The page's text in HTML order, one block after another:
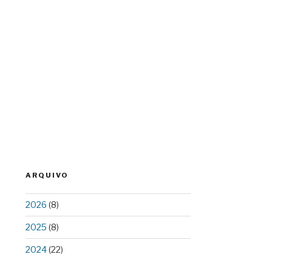
ARQUIVO
2026 (8)
2025 (8)
2024(22)